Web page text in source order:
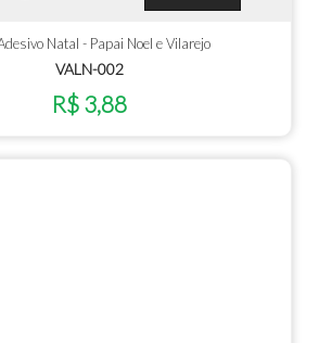
Natal - Papai Noel e Vilarejo
VALN-002
R$ 3,88